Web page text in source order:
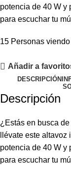
potencia de 40 W y
para escuchar tu
15 Personas
Añadir a
DESCRIPCIÓN
Descripción
¿Estás en busca
llévate este
potencia de 40 W y
para escuchar tu